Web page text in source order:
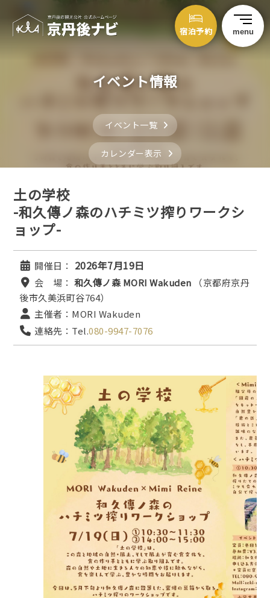
宿泊予約 menu
イベント情報
イベント一覧
カレンダー表示
土の学校
-和久傳ノ森のハチミツ搾りワークシ
ョップ-
開催日： 2026年7月19日
会 場： 和久傳ノ森 MORI Wakuden
（京都府京丹
後市久美浜町谷764）
主催者：MORI Wakuden
連絡先：Tel.080-9947-7076